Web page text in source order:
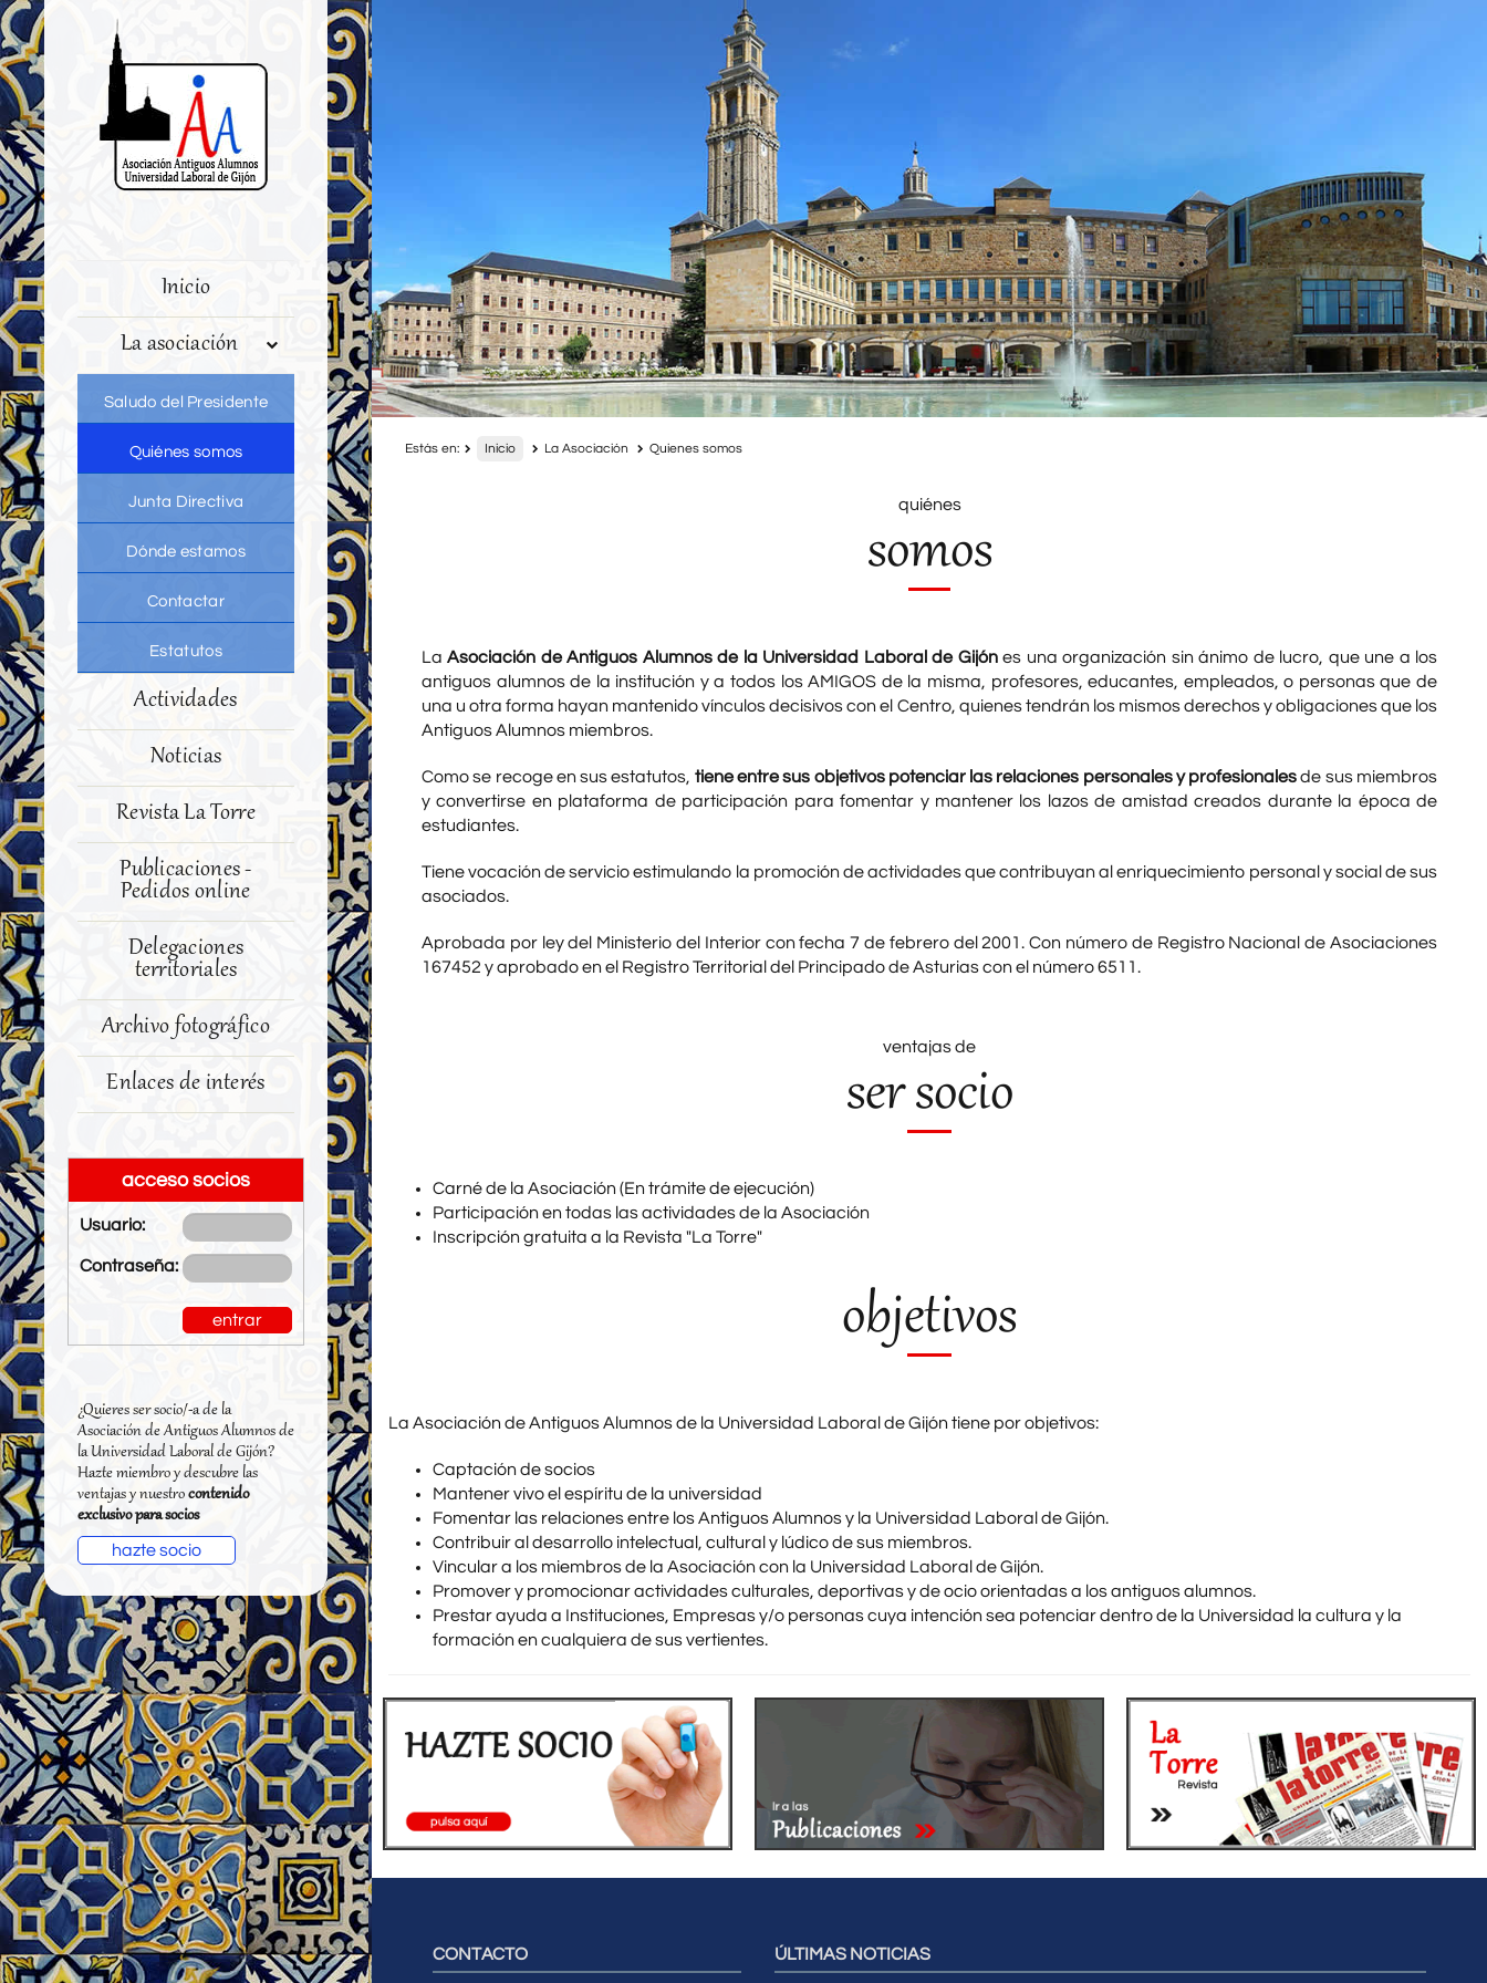
Inicio
La asociación
Saludo del Presidente
Quiénes somos
Junta Directiva
Dónde estamos
Contactar
Estatutos
Actividades
Noticias
Revista La Torre
Publicaciones -
Pedidos online
Delegaciones
territoriales
Archivo fotográfico
Enlaces de interés
acceso socios
Usuario:
Contraseña:
entrar
¿Quieres ser socio/-a de la
Asociación de Antiguos Alumnos de
la Universidad Laboral de Gijón?
Hazte miembro y descubre las
ventajas y nuestrocontenido
exclusivo para socios
hazte socio
Estás en: Inicio La Asociación Quienes somos
quiénes
somos
LaAsociación de Antiguos Alumnos de la Universidad Laboral de Gijónes una organización sin ánimo de lucro, que une a los
antiguos alumnos de la institución y a todos los AMIGOS de la misma, profesores, educantes, empleados, o personas que de
una u otra forma hayan mantenido vínculos decisivos con el Centro, quienes tendrán los mismos derechos y obligaciones que los
Antiguos Alumnos miembros.
Como se recoge en sus estatutos, tiene entre sus objetivos potenciar las relaciones personales y profesionalesde sus miembros
y convertirse en plataforma de participación para fomentar y mantener los lazos de amistad creados durante la época de
estudiantes.
Tiene vocación de servicio estimulando la promoción de actividades que contribuyan al enriquecimiento personal y social de sus
asociados.
Aprobada por ley del Ministerio del Interior con fecha 7 de febrero del 2001. Con número de Registro Nacional de Asociaciones
167452 y aprobado en el Registro Territorial del Principado de Asturias con el número 6511.
ventajas de
ser socio
Carné de la Asociación (En trámite de ejecución)
Participación en todas las actividades de la Asociación
Inscripción gratuita a la Revista "La Torre"
objetivos
La Asociación de Antiguos Alumnos de la Universidad Laboral de Gijón tiene por objetivos:
Captación de socios
Mantener vivo el espíritu de la universidad
Fomentar las relaciones entre los Antiguos Alumnos y la Universidad Laboral de Gijón.
Contribuir al desarrollo intelectual, cultural y lúdico de sus miembros.
Vincular a los miembros de la Asociación con la Universidad Laboral de Gijón.
Promover y promocionar actividades culturales, deportivas y de ocio orientadas a los antiguos alumnos.
Prestar ayuda a Instituciones, Empresas y/o personas cuya intención sea potenciar dentro de la Universidad la cultura y la
formación en cualquiera de sus vertientes.
CONTACTO ÚLTIMAS NOTICIAS